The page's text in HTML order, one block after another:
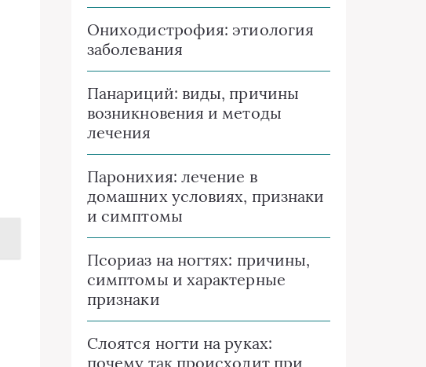
Ониходистрофия: этиология
заболевания
Панариций: виды, причины
возникновения и методы
лечения
Паронихия: лечение в
домашних условиях, признаки
и симптомы
Псориаз на ногтях: причины,
симптомы и характерные
признаки
Слоятся ногти на руках:
почему так происходит при